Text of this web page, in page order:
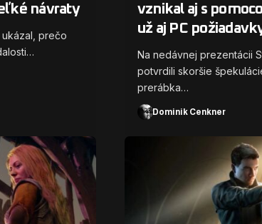
návraty
ukázal, prečo
vznikal aj s
už aj PC
Na nedávnej prezentácii
potvrdili skoršie
prerábka…
Dominik Cenkner